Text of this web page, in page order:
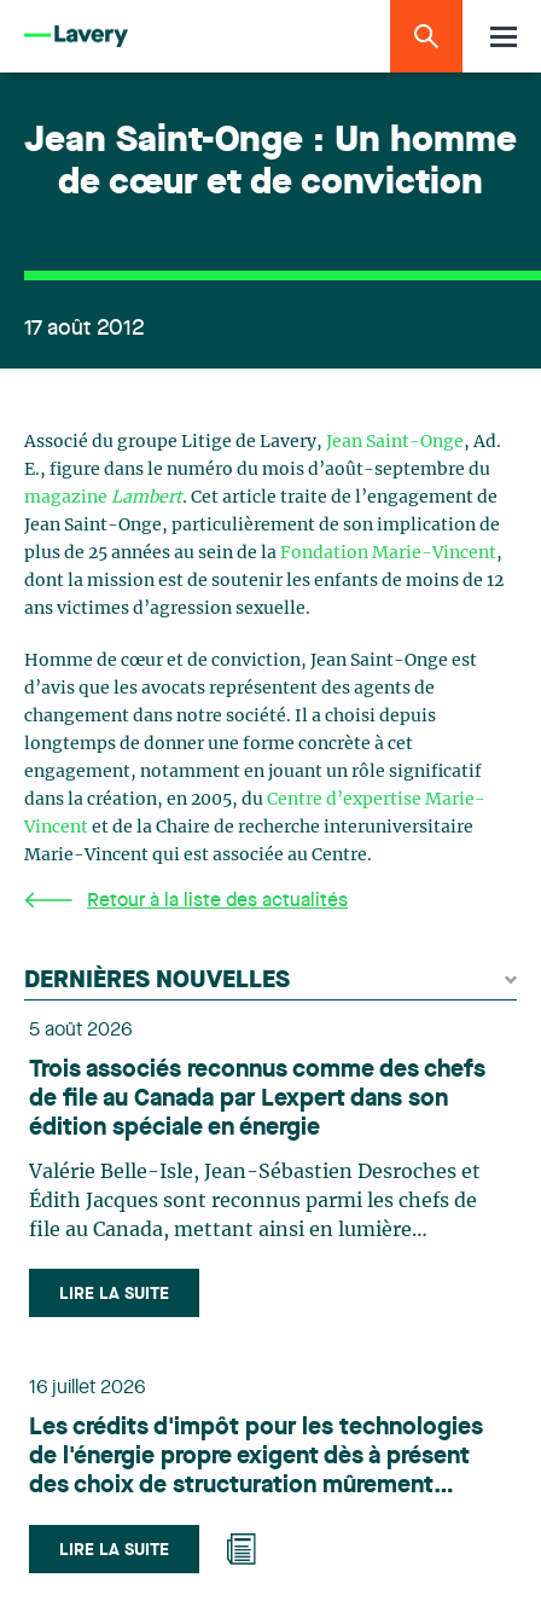
Jean Saint-Onge : Un homme
de cœur et de conviction
17 août 2012
Associé du groupe Litige de Lavery, Jean Saint-Onge, Ad.
E., figure dans le numéro du mois d’août-septembre du
magazine Lambert. Cet article traite de l’engagement de
Jean Saint-Onge, particulièrement de son implication de
plus de 25 années au sein de la Fondation Marie-Vincent,
dont la mission est de soutenir les enfants de moins de 12
ans victimes d’agression sexuelle.
Homme de cœur et de conviction, Jean Saint-Onge est
d’avis que les avocats représentent des agents de
changement dans notre société. Il a choisi depuis
longtemps de donner une forme concrète à cet
engagement, notamment en jouant un rôle significatif
dans la création, en 2005, du Centre d’expertise Marie-
Vincent et de la Chaire de recherche interuniversitaire
Marie-Vincent qui est associée au Centre.
Retour à la liste des actualités
DERNIÈRES NOUVELLES
5 août 2026
Trois associés reconnus comme des chefs
de file au Canada par Lexpert dans son
édition spéciale en énergie
Valérie Belle-Isle, Jean-Sébastien Desroches et
Édith Jacques sont reconnus parmi les chefs de
file au Canada, mettant ainsi en lumière
le domaine du droit des technologies. Valérie
Belle-Isle est associée au sein du groupe de droit
principalement sur le droit de l’environnement,
du territoire. Elle conseille et représente une
clientèle publique et privée dans le cadre d’enjeux
touchant notamment les obligations
et de permis, l’application et la contestation de
règlements d’urbanisme, ainsi que les dossiers
LIRE LA SUITE
16 juillet 2026
Les crédits d'impôt pour les technologies
de l'énergie propre exigent dès à présent
des choix de structuration mûrement
LIRE LA SUITE